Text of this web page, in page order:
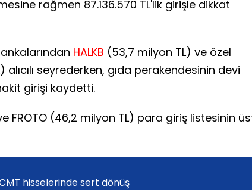
rağmen 87.136.570 TL'lik girişle dikkat
HALKB (53,7 milyon TL) ve özel
alıcılı seyrederken, gıda perakendesinin devi
girişi kaydetti.
FROTO (46,2 milyon TL) para giriş listesinin
hisselerinde sert dönüş